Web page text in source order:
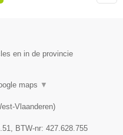
en in de provincie
maps ▼
Vlaanderen)
, BTW-nr: 427.628.755